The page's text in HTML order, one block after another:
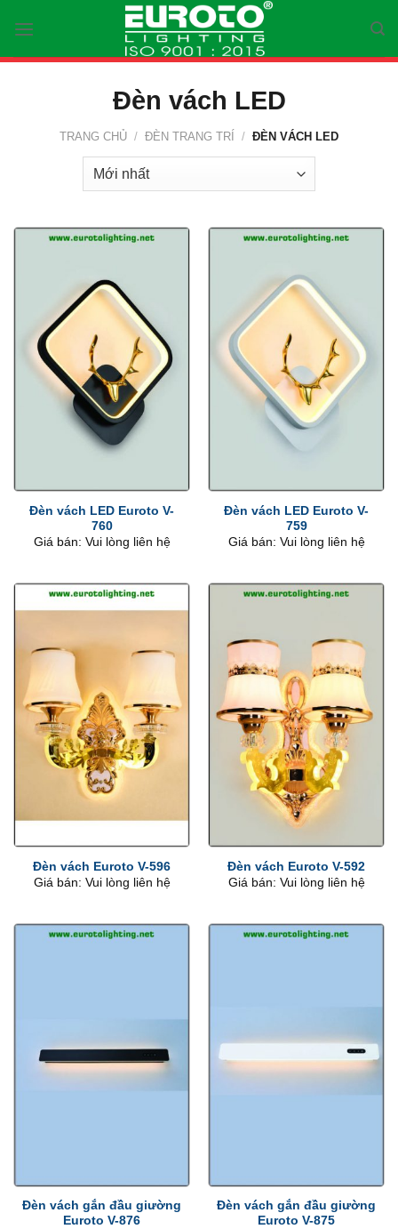
content
Đèn vách LED
TRANG CHỦ / ĐÈN TRANG TRÍ / ĐÈN VÁCH LED
Đèn vách LED Euroto V-
760
Giá bán: Vui lòng liên hệ
Đèn vách LED Euroto V-
759
Giá bán: Vui lòng liên hệ
Đèn vách Euroto V-596
Giá bán: Vui lòng liên hệ
Đèn vách Euroto V-592
Giá bán: Vui lòng liên hệ
Đèn vách gắn đầu giường
Euroto V-876
Đèn vách gắn đầu giường
Euroto V-875